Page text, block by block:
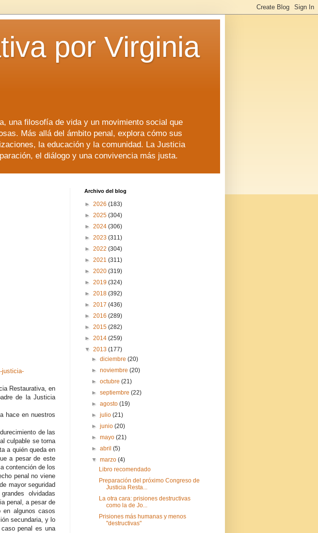
por Virginia
una filosofía de vida y un movimiento social que
Más allá del ámbito penal, explora cómo sus
la educación y la comunidad. La Justicia
el diálogo y una convivencia más justa.
justicia-
Restaurativa, en
de la Justicia
hace en nuestros
de las
culpable se torna
a quién queda en
a pesar de este
contención de los
penal no viene
mayor seguridad
olvidadas
penal, a pesar de
algunos casos
secundaria, y lo
penal es una
Archivo del blog
► 2026 (183)
► 2025 (304)
► 2024 (306)
► 2023 (311)
► 2022 (304)
► 2021 (311)
► 2020 (319)
► 2019 (324)
► 2018 (392)
► 2017 (436)
► 2016 (289)
► 2015 (282)
► 2014 (259)
▼ 2013 (177)
►diciembre(20)
►noviembre(20)
►octubre(21)
►septiembre(22)
►agosto(19)
►julio(21)
►junio(20)
►mayo(21)
►abril(5)
▼marzo(4)
Libro recomendado
Preparación del próximo Congreso de
Justicia Resta...
La otra cara: prisiones destructivas
como la de Jo...
Prisiones más humanas y menos
"destructivas"